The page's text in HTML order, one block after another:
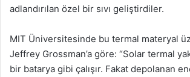
adlandırılan özel bir sıvı geliştirdiler.
MIT Üniversitesinde bu termal materyal
Jeffrey Grossman’a göre: “Solar termal
bir batarya gibi çalışır. Fakat depolanan